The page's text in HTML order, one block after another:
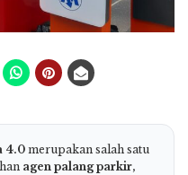
4.0 merupakan salah satu
agen palang parkir,